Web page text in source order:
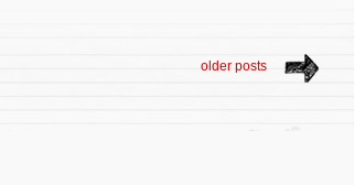
older posts